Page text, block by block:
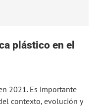
plástico en el
2021. Es importante
contexto, evolución y